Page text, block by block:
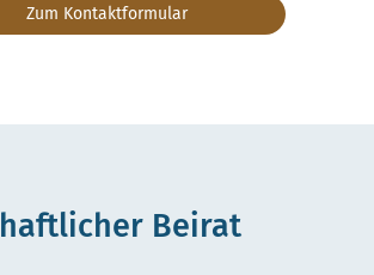
Zum Kontaktformular
Beirat